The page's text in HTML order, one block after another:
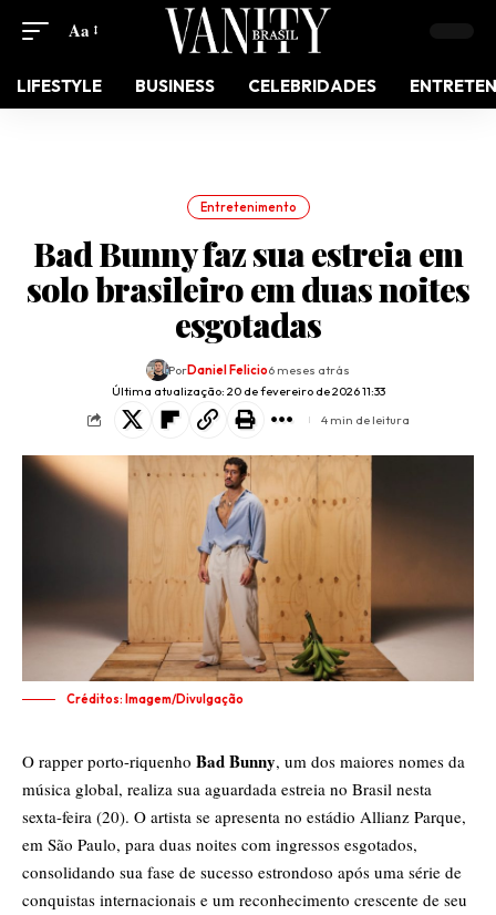
Aa
LIFESTYLE BUSINESS CELEBRIDADES
Entretenimento
Bad Bunny faz sua estreia em
solo brasileiro em duas noites
esgotadas
Última atualização: 20 de fevereiro de 2026 11:33
PorDaniel Felicio6 meses atrás
4 min de leitura
Créditos: Imagem/Divulgação
O rapper porto-riquenho Bad Bunny, um dos maiores nomes da
música global, realiza sua aguardada estreia no Brasil nesta
sexta-feira (20). O artista se apresenta no estádio Allianz Parque,
em São Paulo, para duas noites com ingressos esgotados,
consolidando sua fase de sucesso estrondoso após uma série de
conquistas internacionais e um reconhecimento crescente de seu